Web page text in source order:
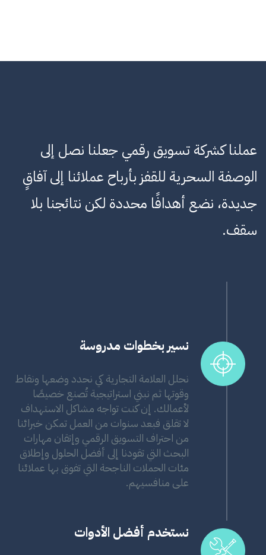
عملنا كشركة تسويق رقمي جعلنا نصل إلى
الوصفة السحرية للقفز بأرباح عملائنا إلى آفاقٍ
جديدة، نضع أهدافًا محددة لكن نتائجنا بلا
سقف.
نسير بخطوات مدروسة
نحلل العلامة التجارية كي نحدد وضعها ونقاط
وقوتها ثم نبني استراتيجية تُصنع خصيصًا
لأعمالك. إن كنت تواجه مشاكل الاستهداف
لا تقلق فبعد سنوات من العمل تمكن خبرائنا
من احتراف التسويق الرقمي وإتقان مهارات
البحث التي تقودنا إلى أفضل الحلول وإطلاق
مئات الحملات الناجحة التي تفوق بها عملائنا
على منافسيهم.
نستخدم أفضل الأدوات